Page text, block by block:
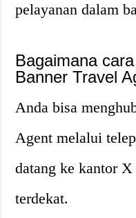
pelayanan dalam
Bagaimana
Banner Travel
Anda bisa
Agent melalui
datang ke kantor
terdekat.